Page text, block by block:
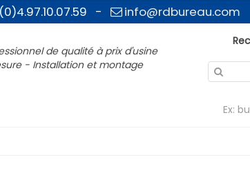
- info@rdbureau.com
de qualité à prix d'usine
- Installation et montage
Ex: